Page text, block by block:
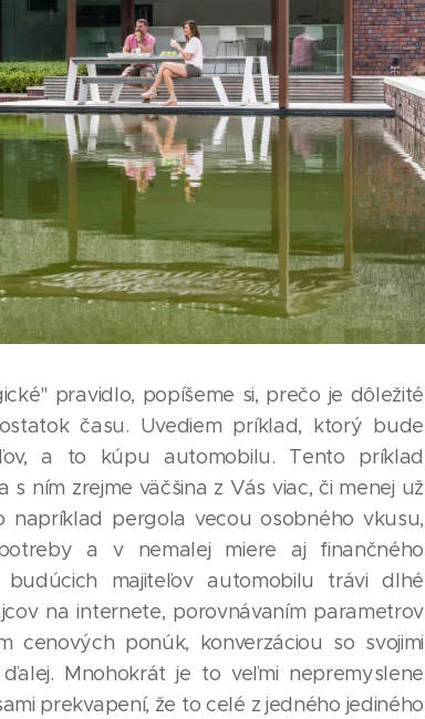
pravidlo, popíšeme si, prečo je dôležité
času. Uvediem príklad, ktorý bude
a to kúpu automobilu. Tento príklad
ním zrejme väčšina z Vás viac, či menej už
napríklad pergola vecou osobného vkusu,
a v nemalej miere aj finančného
majiteľov automobilu trávi dlhé
na internete, porovnávaním parametrov
cenových ponúk, konverzáciou so svojimi
Mnohokrát je to veľmi nepremyslene
prekvapení, že to celé z jedného jediného